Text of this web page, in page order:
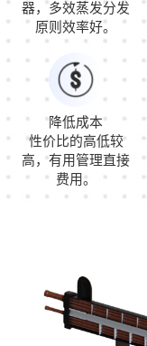
器，多效蒸发分发
原则效率好。
降低成本
性价比的高低较
高，有用管理直接
费用。